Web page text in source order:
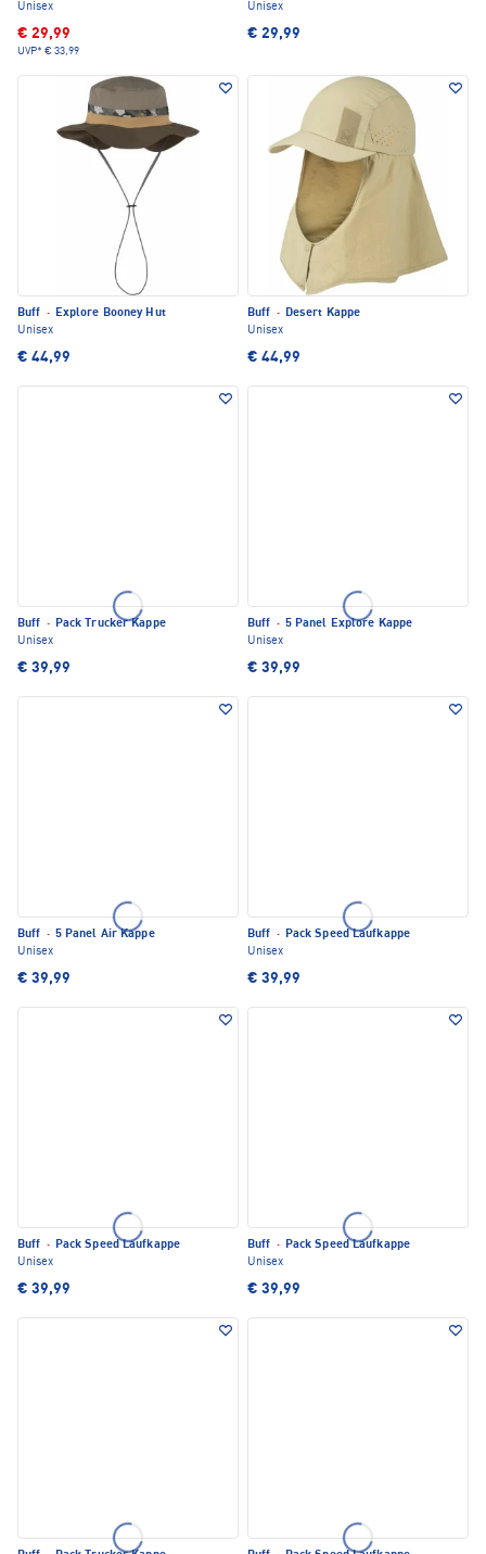
Unisex
€ 29,99
UVP* € 33,99
Unisex
€ 29,99
Buff · Explore Booney Hut
Unisex
€ 44,99
Buff · Desert Kappe
Unisex
€ 44,99
Buff · Pack Trucker Kappe
Unisex
€ 39,99
Buff · 5 Panel Explore Kappe
Unisex
€ 39,99
Buff · 5 Panel Air Kappe
Unisex
€ 39,99
Buff · Pack Speed Laufkappe
Unisex
€ 39,99
Buff · Pack Speed Laufkappe
Unisex
€ 39,99
Buff · Pack Speed Laufkappe
Unisex
€ 39,99